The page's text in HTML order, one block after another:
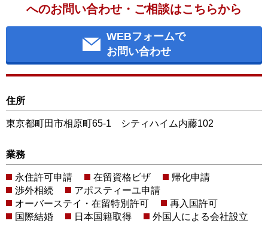
へのお問い合わせ・ご相談はこちらから
WEBフォームで
お問い合わせ
住所
東京都町田市相原町65-1 シティハイム内藤102
業務
永住許可申請 在留資格ビザ
帰化申請
渉外相続
アポスティーユ申請
オーバーステイ・在留特別許可
再入国許可
国際結婚
日本国籍取得 外国人による会社設立